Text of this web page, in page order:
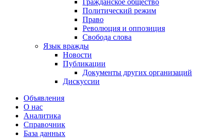
Гражданское общество
Политический режим
Право
Революция и оппозиция
Свобода слова
Язык вражды
Новости
Публикации
Документы других организаций
Дискуссии
Объявления
О нас
Аналитика
Справочник
База данных